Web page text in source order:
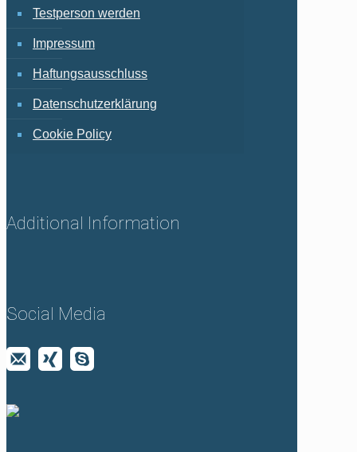
Testperson werden
Impressum
Haftungsausschluss
Datenschutzerklärung
Cookie Policy
Additional Information
Social Media